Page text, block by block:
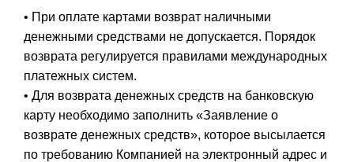
• При оплате картами возврат наличными
денежными средствами не допускается. Порядок
возврата регулируется правилами международных
платежных систем.
• Для возврата денежных средств на банковскую
карту необходимо заполнить «Заявление о
возврате денежных средств», которое высылается
по требованию Компанией на электронный адрес и